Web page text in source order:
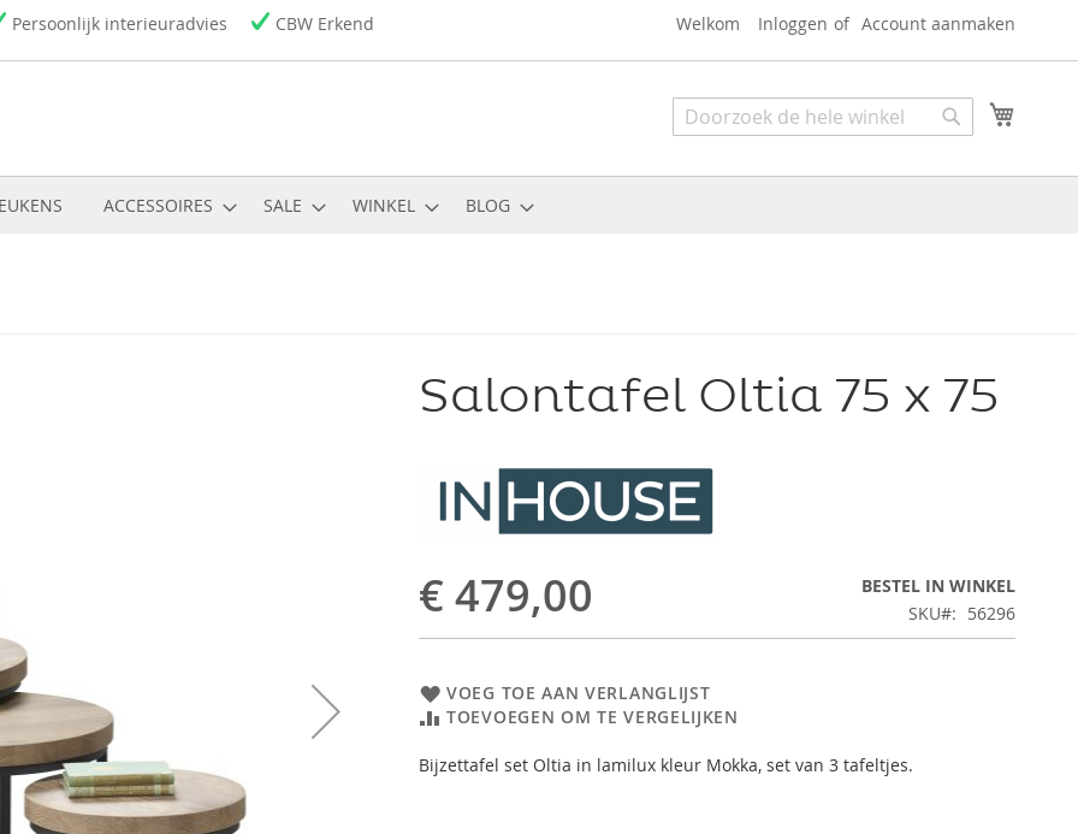
Welkom Inloggen Account aanmaken
Persoonlijk interieuradvies CBW Erkend
Zoek
Zoek
ACCESSOIRES SALE WINKEL BLOG
Salontafel Oltia 75 x 75
€ 479,00
BESTEL IN WINKEL
SKU
56296
VOEG TOE AAN VERLANGLIJST
TOEVOEGEN OM TE VERGELIJKEN
Bijzettafel set Oltia in lamilux kleur Mokka, set van 3 tafeltjes.